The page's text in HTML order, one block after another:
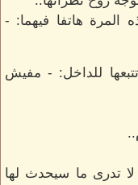
المرة هاتفا فيهما: -
للداخل: - مفيش
تدرى ما سيحدث لها